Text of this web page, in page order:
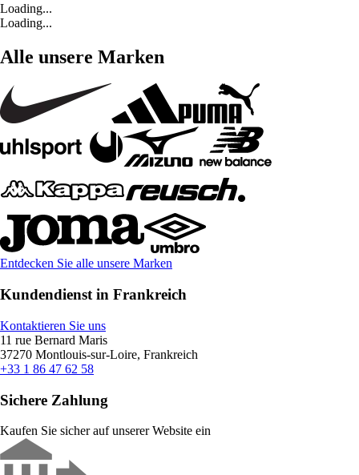
Loading...
Loading...
Alle unsere Marken
Entdecken Sie alle unsere Marken
Kundendienst in Frankreich
Kontaktieren Sie uns
11 rue Bernard Maris
37270 Montlouis-sur-Loire, Frankreich
+33 1 86 47 62 58
Sichere Zahlung
Kaufen Sie sicher auf unserer Website ein